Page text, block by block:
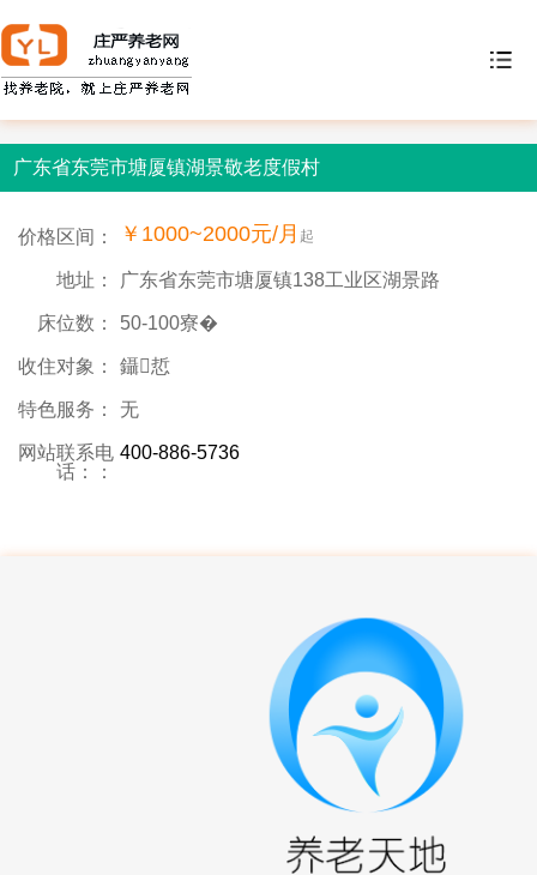
广东省东莞市塘厦镇湖景敬老度假村
价格区间： ￥1000~2000元/月 起
地址： 广东省东莞市塘厦镇138工业区湖景路
床位数： 50-100寮�
收住对象： 鑷悊
特色服务： 无
网站联系电
话：：
400-886-5736